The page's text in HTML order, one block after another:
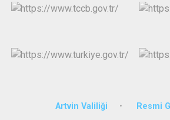
Artvin Valiliği Resmi